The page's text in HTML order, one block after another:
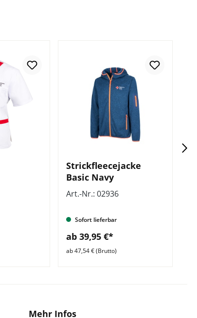
Strickfleecejacke
Basic Navy
Art.-Nr.: 02936
Sofort lieferbar
ab 39,95 €*
ab 47,54 € (Brutto)
Mehr Infos